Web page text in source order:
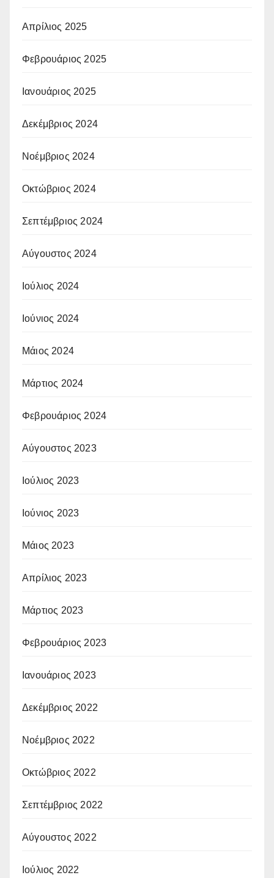
Απρίλιος 2025
Φεβρουάριος 2025
Ιανουάριος 2025
Δεκέμβριος 2024
Νοέμβριος 2024
Οκτώβριος 2024
Σεπτέμβριος 2024
Αύγουστος 2024
Ιούλιος 2024
Ιούνιος 2024
Μάιος 2024
Μάρτιος 2024
Φεβρουάριος 2024
Αύγουστος 2023
Ιούλιος 2023
Ιούνιος 2023
Μάιος 2023
Απρίλιος 2023
Μάρτιος 2023
Φεβρουάριος 2023
Ιανουάριος 2023
Δεκέμβριος 2022
Νοέμβριος 2022
Οκτώβριος 2022
Σεπτέμβριος 2022
Αύγουστος 2022
Ιούλιος 2022